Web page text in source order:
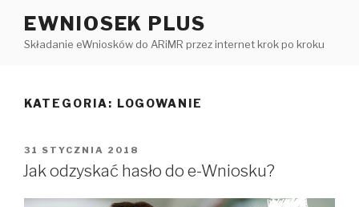
treści
EWNIOSEK PLUS
Składanie eWniosków do ARiMR przez internet krok po kroku
KATEGORIA: LOGOWANIE
OPUBLIKOWANE
W
31 STYCZNIA 2018
Jak odzyskać hasło do e-Wniosku?